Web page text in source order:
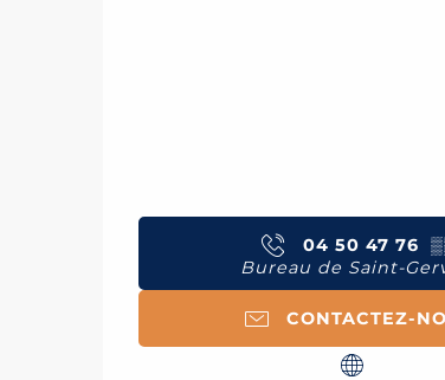
04 50 47 76
Bureau de Saint-
CONTACTEZ-